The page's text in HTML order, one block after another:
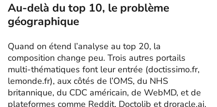
Au-delà du top 10, le problème
géographique
Quand on étend l’analyse au top 20, la
composition change peu. Trois autres portails
multi-thématiques font leur entrée (doctissimo.fr,
lemonde.fr), aux côtés de l’OMS, du NHS
britannique, du CDC américain, de WebMD, et de
plateformes comme Reddit, Doctolib et droracle.ai.